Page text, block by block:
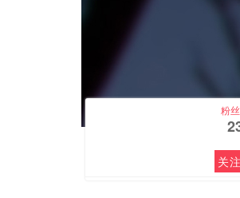
粉
关